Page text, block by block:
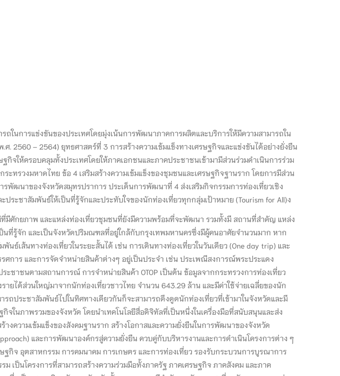
นการแข่งขันของประเทศโดยมุ่งเน้นการพัฒนาภาคการผลิตและบริการให้มีความสามารถใน
2560 – 2564) ยุทธศาสตร์ที่ 3 การสร้างความเข้มแข็งทางเศรษฐกิจและแข่งขันได้อย่างยั่งยืน
จให้ครอบคลุมทั้งประเทศโดยให้ภาคเอกชนและภาคประชาชนเข้ามามีส่วนร่วมดำเนินการร่วม
ทรวงมหาดไทย ข้อ 4 เสริมสร้างความเข้มแข็งของชุมชนและเศรษฐกิจฐานราก โดยการมีส่วน
ฒนาของจังหวัดสมุทรปราการ ประเด็นการพัฒนาที่ 4 ส่งเสริมกิจกรรมการท่องเที่ยวเชิง
ะชาสัมพันธ์ให้เป็นที่รู้จักและประทับใจของนักท่องเที่ยวทุกกลุ่มเป้าหมาย (Tourism for All)ง
ศักยภาพ และแหล่งท่องเที่ยวชุมชนที่ยังมีความพร้อมที่จะพัฒนา รวมทั้งมี สถานที่สำคัญ แหล่ง
ที่รู้จัก และเป็นจังหวัดปริมณฑลที่อยู่ใกล้กับกรุงเทพมหานครซึ่งมีผู้คนอาศัยจำนวนมาก หาก
เส้นทางท่องเที่ยวในระยะสั้นได้ เช่น การเดินทางท่องเที่ยวในวันเดียว (One day trip) และ
การ และการจัดจำหน่ายสินค้าต่างๆ อยู่เป็นประจำ เช่น ประเพณีสงการณ์พระประแดง
าชนตามสถานการณ์ การจำหน่ายสินค้า OTOP เป็นต้น ข้อมูลจากกระทรวงการท่องเที่ยว
ยได้ส่วนใหญ่มาจากนักท่องเที่ยวชาวไทย จำนวน 643.29 ล้าน และมีค่าใช้จ่ายเฉลี่ยของนัก
ถประชาสัมพันธ์ไปในทิศทางเดียวกันก็จะสามารถดึงดูดนักท่องเที่ยวที่เข้ามาในจังหวัดและมี
จในภาพรวมของจังหวัด โดยนำเทคโนโลยีสื่อดิจิทัลที่เป็นหนึ่งในเครื่องมือที่สนับสนุนและส่ง
งความเข้มแข็งของสังคมฐานราก สร้างโอกาสและความยั่งยืนในการพัฒนาของจังหวัด
และการพัฒนาองค์กรสู่ความยั่งยืน ควบคู่กับบริหารงานและการดำเนินโครงการต่าง ๆ
กิจ อุตสาหกรรม การคมนาคม การเกษตร และการท่องเที่ยว รองรับกระบวนการบูรณาการ
เป็นโครงการที่สามารถสร้างความร่วมมือทั้งภาครัฐ ภาคเศรษฐกิจ ภาคสังคม และภาค